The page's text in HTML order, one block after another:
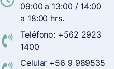
09:00 a 13:00 / 14:00
a 18:00 hrs.
Teléfono: +562 2923
1400
Celular +56 9 989535